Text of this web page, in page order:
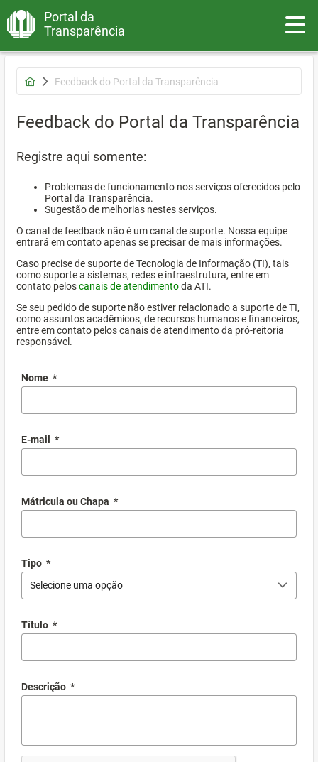
Portal da
Transparência
Feedback do Portal da Transparência
Feedback do Portal da Transparência
Registre aqui somente:
Problemas de funcionamento nos serviços oferecidos pelo
Portal da Transparência.
Sugestão de melhorias nestes serviços.
O canal de feedback não é um canal de suporte. Nossa equipe
entrará em contato apenas se precisar de mais informações.
Caso precise de suporte de Tecnologia de Informação (TI), tais
como suporte a sistemas, redes e infraestrutura, entre em
contato peloscanais de atendimentoda ATI.
Se seu pedido de suporte não estiver relacionado a suporte de TI,
como assuntos acadêmicos, de recursos humanos e financeiros,
entre em contato pelos canais de atendimento da pró-reitoria
responsável.
Nome *
E-mail *
Mátricula ou Chapa *
Tipo *
Selecione uma opção
Título *
Descrição *